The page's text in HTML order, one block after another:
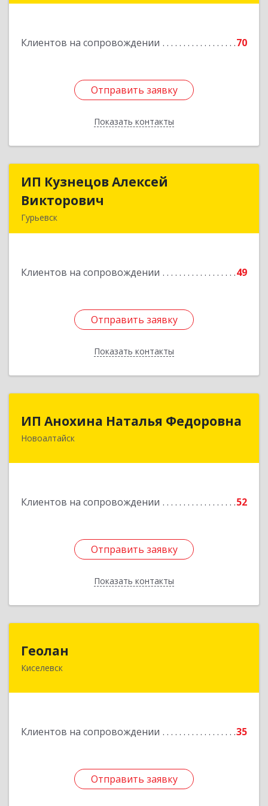
Клиентов на сопровождении 70
Отправить заявку
Показать контакты
Отправить заявку
Назад
ИП Кузнецов Алексей
Викторович
Гурьевск
Клиентов на сопровождении 49
Отправить заявку
Показать контакты
ИП Кузнецов Алексей
Подробнее
Отправить заявку
Назад
ИП Анохина Наталья Федоровна
Новоалтайск
Клиентов на сопровождении 52
Отправить заявку
Показать контакты
658041, Алтайский край, Новоалтайск г,
Отправить заявку
Назад
Геолан
Киселевск
Клиентов на сопровождении 35
Отправить заявку
Отправить заявку